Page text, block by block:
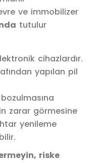
ve immobilizer
tutulur
cihazlardır.
yapılan pil
zarar görmesine
yenileme
riske